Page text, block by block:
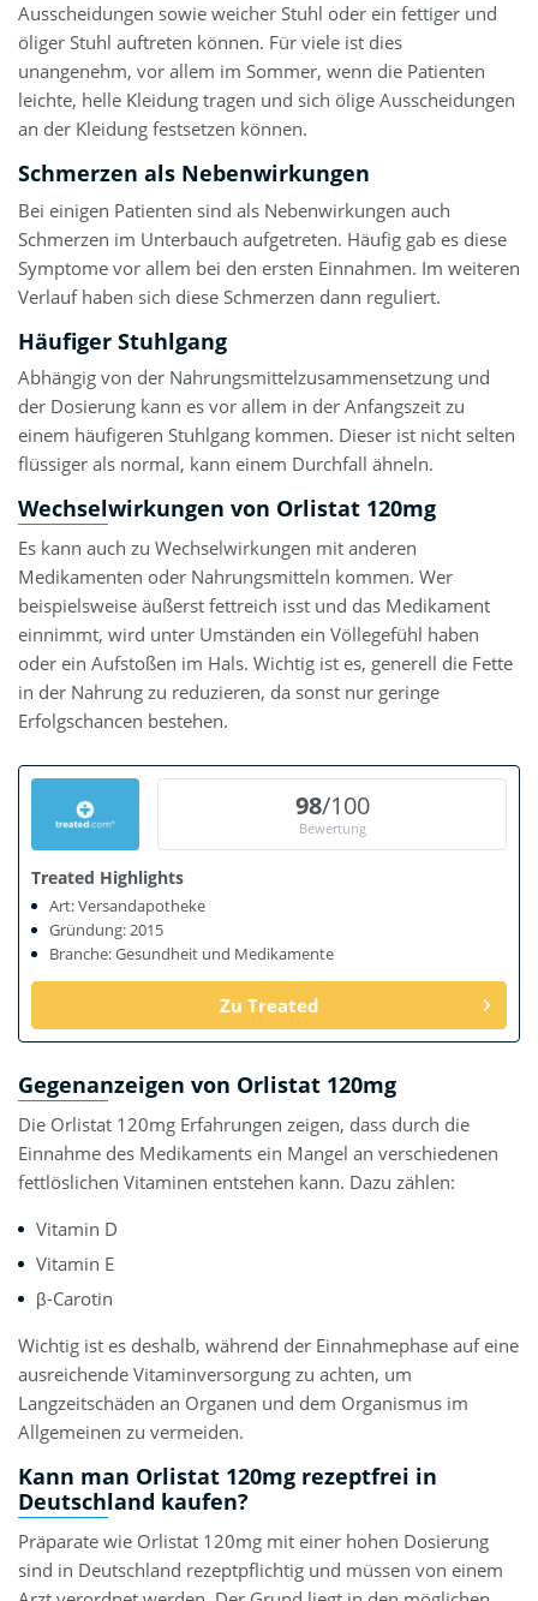
Ausscheidungen sowie weicher Stuhl oder ein fettiger und
öliger Stuhl auftreten können. Für viele ist dies
unangenehm, vor allem im Sommer, wenn die Patienten
leichte, helle Kleidung tragen und sich ölige Ausscheidungen
an der Kleidung festsetzen können.
Schmerzen als Nebenwirkungen
Bei einigen Patienten sind als Nebenwirkungen auch
Schmerzen im Unterbauch aufgetreten. Häufig gab es diese
Symptome vor allem bei den ersten Einnahmen. Im weiteren
Verlauf haben sich diese Schmerzen dann reguliert.
Häufiger Stuhlgang
Abhängig von der Nahrungsmittelzusammensetzung und
der Dosierung kann es vor allem in der Anfangszeit zu
einem häufigeren Stuhlgang kommen. Dieser ist nicht selten
flüssiger als normal, kann einem Durchfall ähneln.
Wechselwirkungen von Orlistat 120mg
Es kann auch zu Wechselwirkungen mit anderen
Medikamenten oder Nahrungsmitteln kommen. Wer
beispielsweise äußerst fettreich isst und das Medikament
einnimmt, wird unter Umständen ein Völlegefühl haben
oder ein Aufstoßen im Hals. Wichtig ist es, generell die Fette
in der Nahrung zu reduzieren, da sonst nur geringe
Erfolgschancen bestehen.
98/100
Bewertung
Treated Highlights
Art: Versandapotheke
Gründung: 2015
Branche: Gesundheit und Medikamente
Zu Treated
Gegenanzeigen von Orlistat 120mg
Die Orlistat 120mg Erfahrungen zeigen, dass durch die
Einnahme des Medikaments ein Mangel an verschiedenen
fettlöslichen Vitaminen entstehen kann. Dazu zählen:
Vitamin D
Vitamin E
β-Carotin
Wichtig ist es deshalb, während der Einnahmephase auf eine
ausreichende Vitaminversorgung zu achten, um
Langzeitschäden an Organen und dem Organismus im
Allgemeinen zu vermeiden.
Kann man Orlistat 120mg rezeptfrei in
Deutschland kaufen?
Präparate wie Orlistat 120mg mit einer hohen Dosierung
sind in Deutschland rezeptpflichtig und müssen von einem